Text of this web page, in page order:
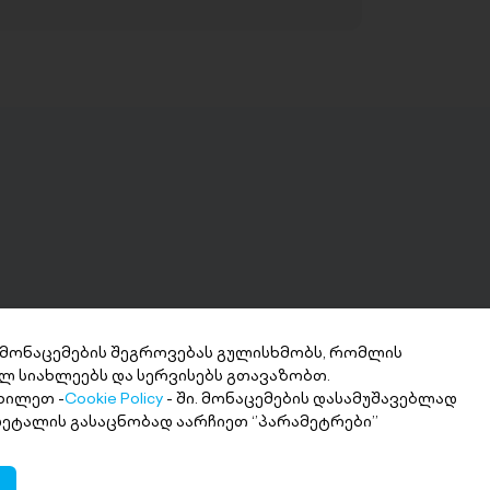
მიღება 2
თანხა სასურველ ანგარიშზე
შეგროვებას გულისხმობს, რომლის
სიახლეებს და სერვისებს გთავაზობთ.
-Cookie Policy - ში. მონაცემების დასამუშავებლად
გასაცნობად აარჩიეთ ‘’პარამეტრები’’